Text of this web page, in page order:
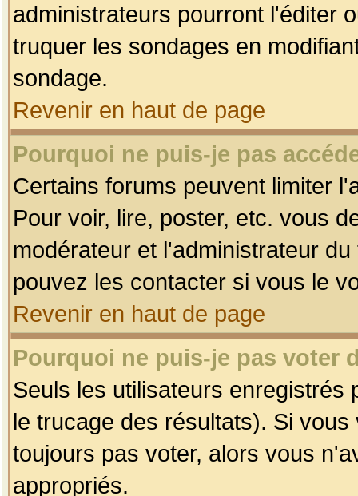
administrateurs pourront l'éditer
truquer les sondages en
sondage.
Revenir en haut de page
Pourquoi ne puis-je pas
Certains forums peuvent limiter
Pour voir, lire, poster, etc. vous
modérateur et l'administrateur
pouvez les contacter si vous le
Revenir en haut de page
Pourquoi ne puis-je pas voter
Seuls les utilisateurs enregistrés
le trucage des résultats). Si
toujours pas voter, alors vous
appropriés.